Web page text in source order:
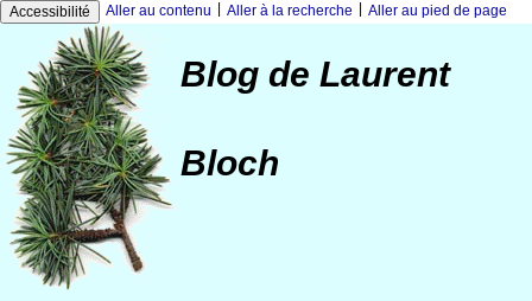
Accessibilité Aller au contenu Aller à la recherche Aller au pied de page
Blog de Laurent
Bloch